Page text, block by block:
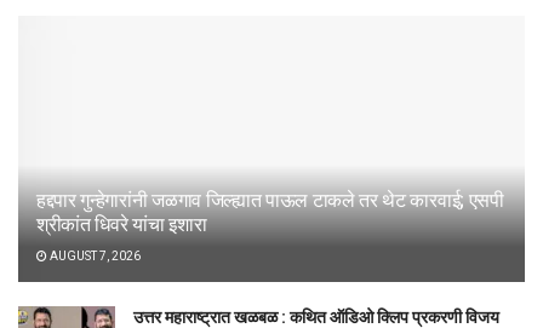
हद्दपार गुन्हेगारांनी जळगाव जिल्ह्यात पाऊल टाकले तर थेट कारवाई; एसपी
श्रीकांत धिवरे यांचा इशारा
AUGUST 7, 2026
उत्तर महाराष्ट्रात खळबळ : कथित ऑडिओ क्लिप प्रकरणी विजय